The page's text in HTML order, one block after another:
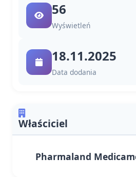
56
Wyświetleń
18.11.2025
Data dodania
Właściciel
Pharmaland